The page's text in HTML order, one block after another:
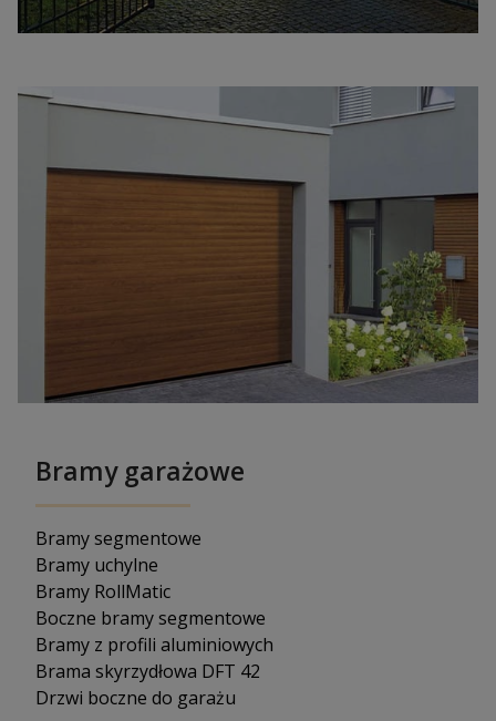
Bramy garażowe
Bramy segmentowe
Bramy uchylne
Bramy RollMatic
Boczne bramy segmentowe
Bramy z profili aluminiowych
Brama skyrzydłowa DFT 42
Drzwi boczne do garażu